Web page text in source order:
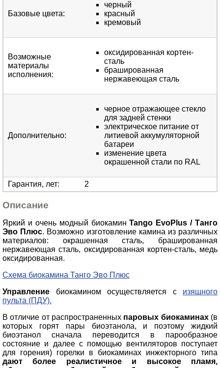
Базовые цвета:
черный
красный
кремовый
Возможные
материалы
исполнения:
оксидированная кортен-
сталь
брашированная
нержавеющая сталь
Дополнительно:
черное отражающее стекло
для задней стенки
электрическое питание от
литиевой аккумуляторной
батареи
изменение цвета
окрашенной стали по RAL
Гарантия, лет: 2
Описание
Яркий и очень модный биокаминTango EvoPlus / Танго
Эво Плюс. Возможно изготовление камина из различных
материалов: окрашенная сталь, брашированная
нержавеющая сталь, оксидированная кортен-сталь, медь
оксидированная.
Схема биокамина Танго Эво Плюс
Управление биокамином осуществляется с изящного
пульта (ПДУ).
В отличие от распространенных паровых биокаминах (в
которых горят пары биоэтанола, и поэтому жидкий
биоэтанол сначала переводится в парообразное
состояние и далее с помощью вентиляторов поступает
для горения) горелки в биокаминах инжекторного типа
дают более реалистичное и высокое пламя,